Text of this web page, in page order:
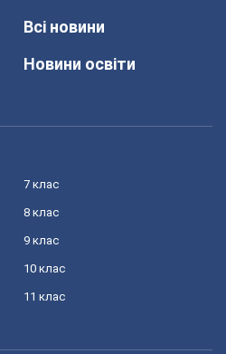
Всі новини
Новини освіти
7 клас
8 клас
9 клас
10 клас
11 клас